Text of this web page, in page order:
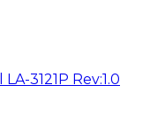
3121P Rev:1.0